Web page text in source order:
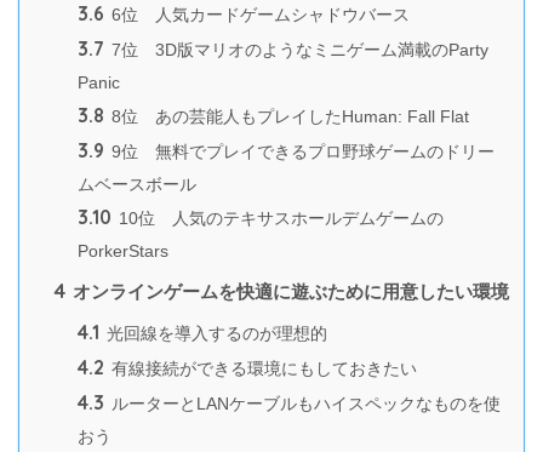
3.6 6位 人気カードゲームシャドウバース
3.7 7位 3D版マリオのようなミニゲーム満載のParty
Panic
3.8 8位 あの芸能人もプレイしたHuman: Fall Flat
3.9 9位 無料でプレイできるプロ野球ゲームのドリー
ムベースボール
3.10 10位 人気のテキサスホールデムゲームの
PorkerStars
4 オンラインゲームを快適に遊ぶために用意したい環境
4.1 光回線を導入するのが理想的
4.2 有線接続ができる環境にもしておきたい
4.3 ルーターとLANケーブルもハイスペックなものを使
おう